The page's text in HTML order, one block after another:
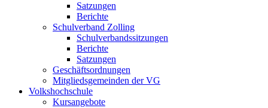
Satzungen
Berichte
Schulverband Zolling
Schulverbandssitzungen
Berichte
Satzungen
Geschäftsordnungen
Mitgliedsgemeinden der VG
Volkshochschule
Kursangebote